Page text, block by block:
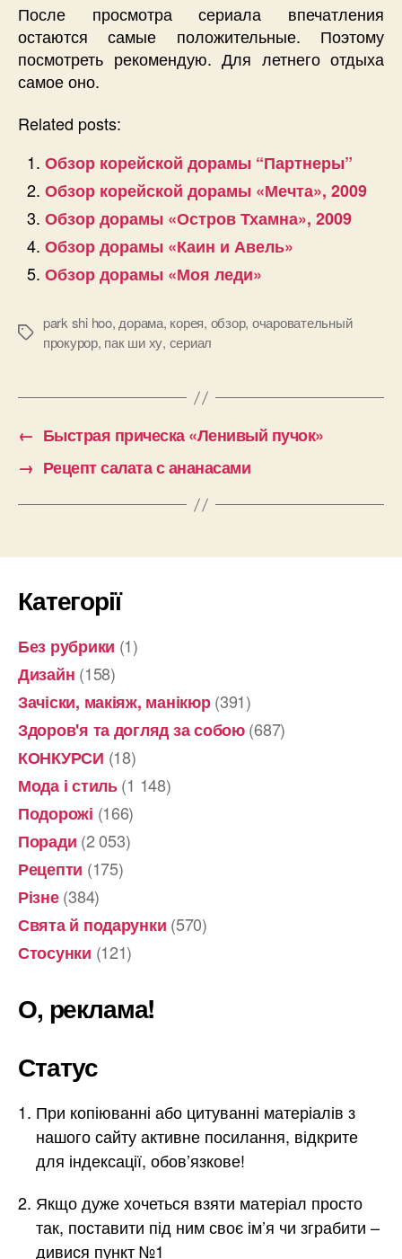
После просмотра сериала впечатления
остаются самые положительные. Поэтому
посмотреть рекомендую. Для летнего отдыха
самое оно.
Related posts:
Обзор корейской дорамы “Партнеры”
Обзор корейской дорамы «Мечта», 2009
Обзор дорамы «Остров Тхамна», 2009
Обзор дорамы «Каин и Авель»
Обзор дорамы «Моя леди»
Позначки
park shi hoo, дорама, корея, обзор, очаровательный
прокурор, пак ши ху, сериал
← Быстрая прическа «Ленивый пучок»
→ Рецепт салата с ананасами
Категорії
Без рубрики (1)
Дизайн (158)
Зачіски, макіяж, манікюр(391)
Здоров'я та догляд за собою(687)
КОНКУРСИ (18)
Мода і стиль(1 148)
Подорожі (166)
Поради (2 053)
Рецепти (175)
Різне(384)
Свята й подарунки (570)
Стосунки (121)
О, реклама!
Статус
При копіюванні або цитуванні матеріалів з
нашого сайту активне посилання, відкрите
для індексації, обов’язкове!
Якщо дуже хочеться взяти матеріал просто
так, поставити під ним своє ім’я чи зграбити –
дивися пункт №1